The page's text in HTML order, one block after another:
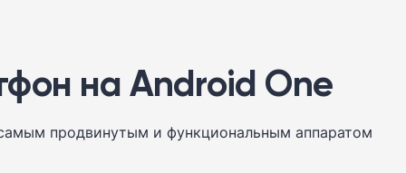
на Android One
продвинутым и функциональным аппаратом